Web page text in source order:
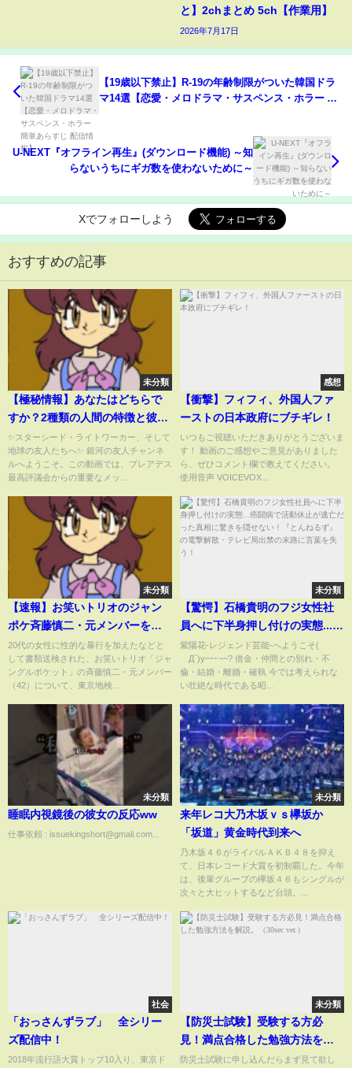
と】2chまとめ 5ch【作業用】
2026年7月17日
【19歳以下禁止】R-19の年齢制限がついた韓国ドラ
マ14選【恋愛・メロドラマ・サスペンス・ホラー 簡
U-NEXT『オフライン再生』(ダウンロード機能) ～知
らないうちにギガ数を使わないために～
Xでフォローしよう
おすすめの記事
未分類
【極秘情報】あなたはどちらで
すか？2種類の人間の特徴と彼ら
が決定的に異なる理由。運命が
大きく動き出します。
✨スターシード・ライトワーカー、そして
地球の友人たちへ✨ 銀河の友人チャンネ
ルへようこそ。この動画では、プレアデス
最高評議会からの重要なメッ...
感想
【衝撃】フィフィ、外国人ファ
ーストの日本政府にブチギレ！
いつもご視聴いただきありがとうございま
す！ 動画のご感想やご意見がありました
ら、ぜひコメント欄で教えてください。
使用音声 VOICEVOX...
未分類
【速報】お笑いトリオのジャン
ポケ斉藤慎二・元メンバーを不
同意性交と不同意わいせつの罪
で在宅起訴 東京地検 20代女
性への性的暴行などの疑いで書
20代の女性に性的な暴行を加えたなどと
して書類送検された、お笑いトリオ「ジャ
ングルポケット」の斉藤慎二・元メンバー
（42）について、東京地検...
未分類
【驚愕】石橋貴明のフジ女性社
員へに下半身押し付けの実態...癌
闘病で活動休止が逃亡だった真
相に驚きを隠せない！『とんね
るず』の電撃解散・テレビ局出
紫陽花-レジェンド芸能-へようこそ(
´Д`)y━･~~? 借金・仲間との別れ・不
倫・結婚・離婚・確執 今では考えられな
い壮絶な時代である昭...
未分類
睡眠内視鏡後の彼女の反応ww
仕事依頼 : issuekingshort@gmail.com...
未分類
来年レコ大乃木坂ｖｓ欅坂か
「坂道」黄金時代到来へ
乃木坂４６がライバルＡＫＢ４８を抑え
て、日本レコード大賞を初制覇した。今年
は、後輩グループの欅坂４６もシングルが
次々と大ヒットするなど台頭。...
社会
「おっさんずラブ」 全シリー
ズ配信中！
2018年流行語大賞トップ10入り、東京ド
未分類
【防災士試験】受験する方必
見！満点合格した勉強方法を解
説。（30sec ver.）
防災士試験に申し込んだらまず見て欲し